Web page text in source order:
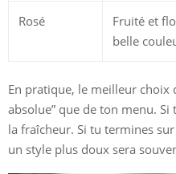
Rosé
Fruité et
belle
En pratique, le meilleur choix
absolue” que de ton menu.
la fraîcheur. Si tu termines
un style plus doux sera